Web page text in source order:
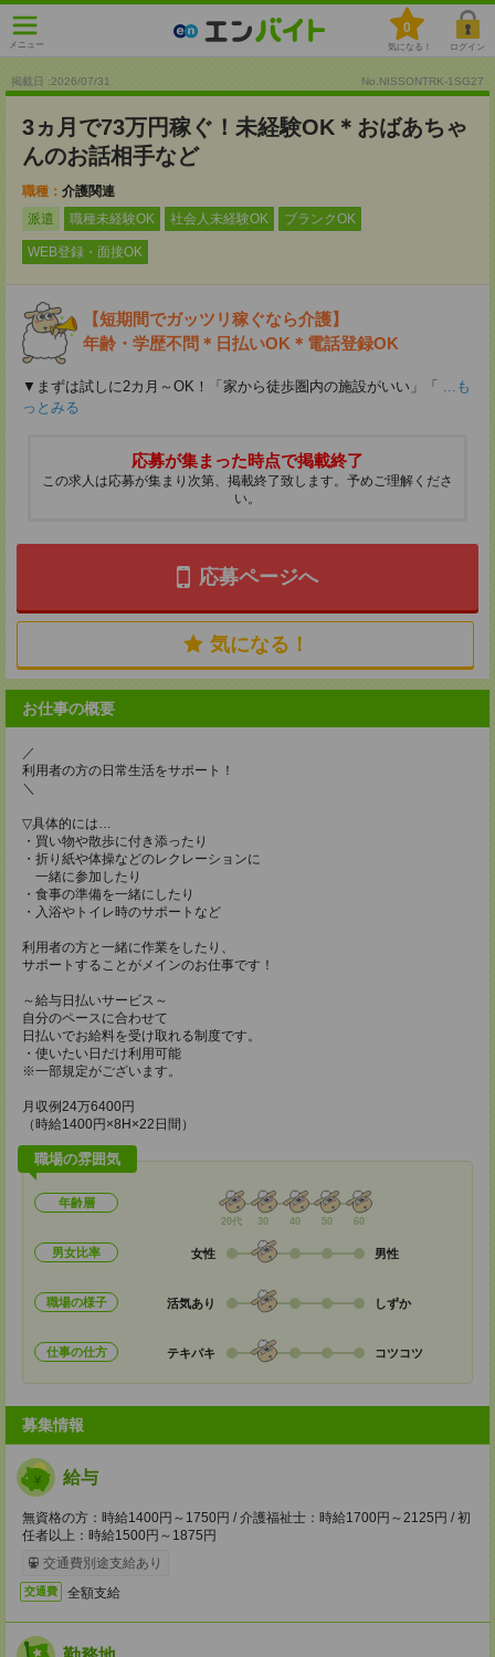
メニュー
0
気になる！ ログイン
掲載日 :2026/07/31 No.NISSONTRK-1SG27
3ヵ月で73万円稼ぐ！未経験OK＊おばあちゃ
んのお話相手など
職種： 介護関連
派遣
職種未経験OK 社会人未経験OK ブランクOK
WEB登録・面接OK
【短期間でガッツリ稼ぐなら介護】
年齢・学歴不問＊日払いOK＊電話登録OK
▼まずは試しに2カ月～OK！「家から徒歩圏内の施設がいい」「 ...も
っとみる
応募が集まった時点で掲載終了
この求人は応募が集まり次第、掲載終了致します。予めご理解くださ
い。
応募ページへ
気になる！
お仕事の概要
／
利用者の方の日常生活をサポート！
＼
▽具体的には…
・買い物や散歩に付き添ったり
・折り紙や体操などのレクレーションに
一緒に参加したり
・食事の準備を一緒にしたり
・入浴やトイレ時のサポートなど
利用者の方と一緒に作業をしたり、
サポートすることがメインのお仕事です！
～給与日払いサービス～
自分のペースに合わせて
日払いでお給料を受け取れる制度です。
・使いたい日だけ利用可能
※一部規定がございます。
月収例24万6400円
（時給1400円×8H×22日間）
職場の雰囲気
年齢層
20代 30 40 50 60
男女比率 女性 男性
職場の様子 活気あり しずか
仕事の仕方 テキパキ コツコツ
募集情報
給与
無資格の方：時給1400円～1750円 / 介護福祉士：時給1700円～2125円 / 初
任者以上：時給1500円～1875円
交通費別途支給あり
交通費 全額支給